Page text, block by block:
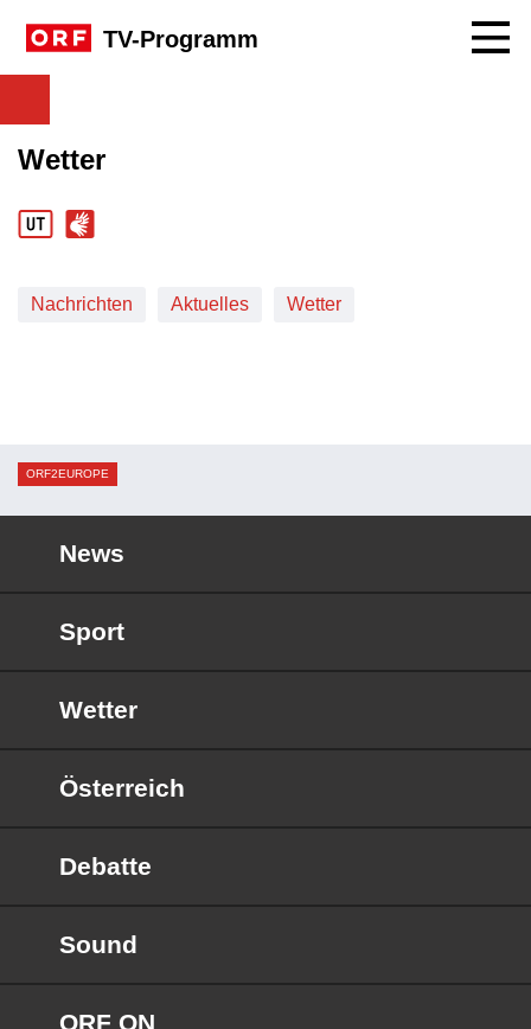
TV-Programm
Wetter
Nachrichten Aktuelles Wetter
ORF2EUROPE
News
Sport
Wetter
Österreich
Debatte
Sound
ORF ON